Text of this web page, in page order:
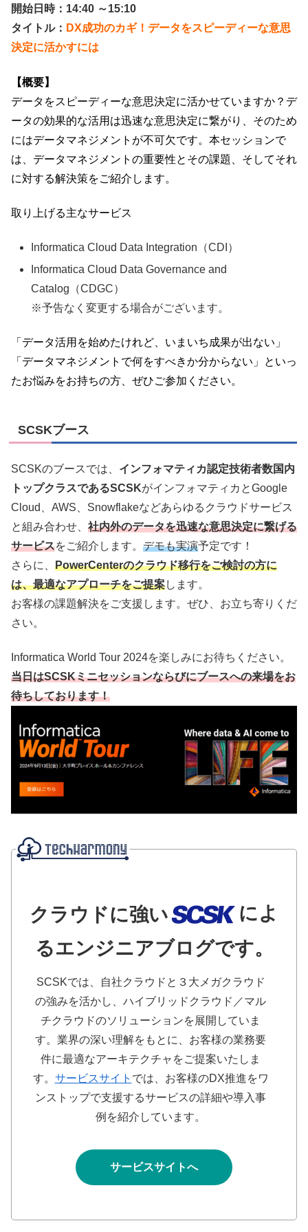
開始日時：14:40 ～15:10
タイトル： DX成功のカギ！データをスピーディーな意思
決定に活かすには
【概要】
データをスピーディーな意思決定に活かせていますか？デ
ータの効果的な活用は迅速な意思決定に繋がり、そのため
にはデータマネジメントが不可欠です。本セッションで
は、データマネジメントの重要性とその課題、そしてそれ
に対する解決策をご紹介します。
取り上げる主なサービス
Informatica Cloud Data Integration（CDI）
Informatica Cloud Data Governance and
Catalog（CDGC）
※予告なく変更する場合がございます。
「データ活用を始めたけれど、いまいち成果が出ない」
「データマネジメントで何をすべきか分からない」といっ
たお悩みをお持ちの方、ぜひご参加ください。
SCSKブース
SCSKのブースでは、 インフォマティカ認定技術者数国内
トップクラスであるSCSKがインフォマティカとGoogle
Cloud、AWS、Snowflakeなどあらゆるクラウドサービス
と組み合わせ、 社内外のデータを迅速な意思決定に繋げる
サービスをご紹介します。 デモも実演予定です！
さらに、 PowerCenterのクラウド移行をご検討の方に
は、最適なアプローチをご提案します。
お客様の課題解決をご支援します。ぜひ、お立ち寄りくだ
さい。
Informatica World Tour 2024を楽しみにお待ちください。
当日はSCSKミニセッションならびにブースへの来場をお
待ちしております！
クラウドに強い
によ
るエンジニアブログです。
SCSKでは、自社クラウドと３大メガクラウド
の強みを活かし、ハイブリッドクラウド／マル
チクラウドのソリューションを展開していま
す。業界の深い理解をもとに、お客様の業務要
件に最適なアーキテクチャをご提案いたしま
す。 サービスサイト では、お客様のDX推進をワ
ンストップで支援するサービスの詳細や導入事
例を紹介しています。
サービスサイトへ